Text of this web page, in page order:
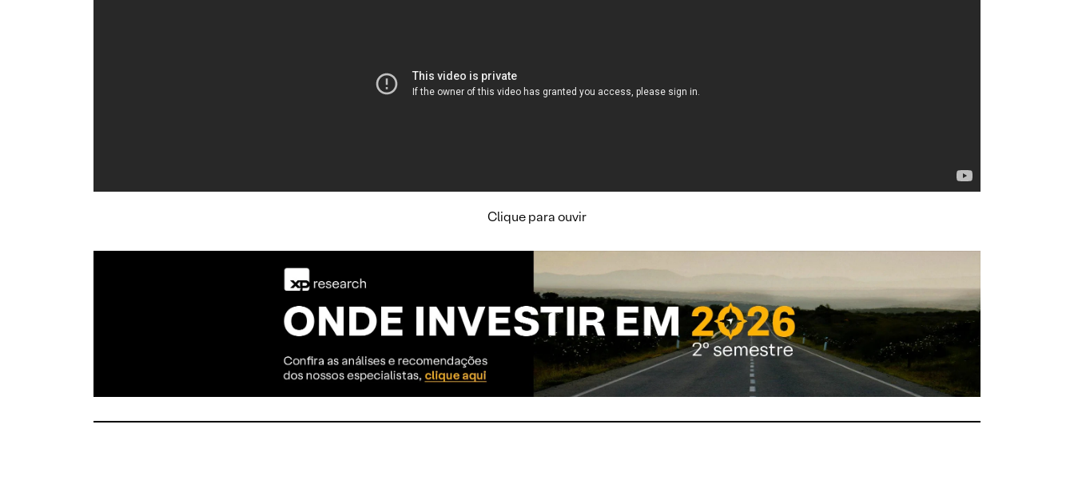
Clique para ouvir